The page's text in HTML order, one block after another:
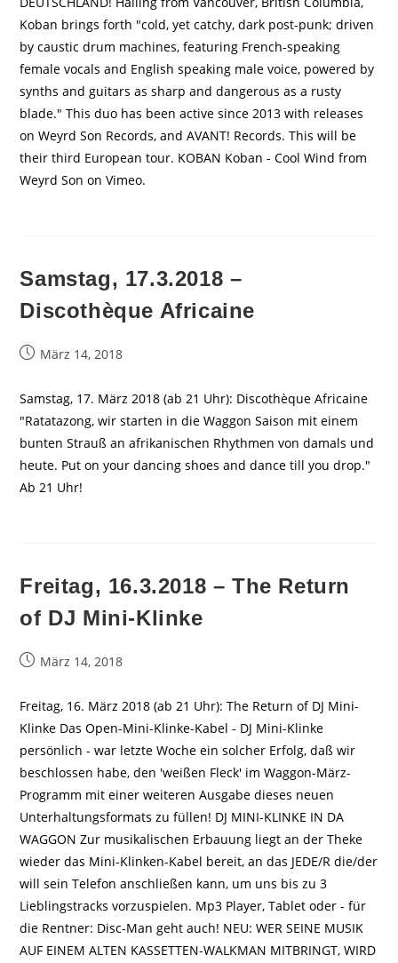
Koban brings forth "cold, yet catchy, dark post-punk; driven
by caustic drum machines, featuring French-speaking
female vocals and English speaking male voice, powered by
synths and guitars as sharp and dangerous as a rusty
blade." This duo has been active since 2013 with releases
on Weyrd Son Records, and AVANT! Records. This will be
their third European tour. KOBAN Koban - Cool Wind from
Weyrd Son on Vimeo.
Samstag, 17.3.2018 –
Discothèque Africaine
BeitragMärz 14, 2018
Samstag, 17. März 2018 (ab 21 Uhr): Discothèque Africaine
"Ratatazong, wir starten in die Waggon Saison mit einem
bunten Strauß an afrikanischen Rhythmen von damals und
heute. Put on your dancing shoes and dance till you drop."
Ab 21 Uhr!
Freitag, 16.3.2018 – The Return
of DJ Mini-Klinke
BeitragMärz 14, 2018
Freitag, 16. März 2018 (ab 21 Uhr): The Return of DJ Mini-
Klinke Das Open-Mini-Klinke-Kabel - DJ Mini-Klinke
persönlich - war letzte Woche ein solcher Erfolg, daß wir
beschlossen habe, den 'weißen Fleck' im Waggon-März-
Programm mit einer weiteren Ausgabe dieses neuen
Unterhaltungsformats zu füllen! DJ MINI-KLINKE IN DA
WAGGON Zur musikalischen Erbauung liegt an der Theke
wieder das Mini-Klinken-Kabel bereit, an das JEDE/R die/der
will sein Telefon anschließen kann, um uns bis zu 3
Lieblingstracks vorzuspielen. Mp3 Player, Tablet oder - für
die Rentner: Disc-Man geht auch! NEU: WER SEINE MUSIK
AUF EINEM ALTEN KASSETTEN-WALKMAN MITBRINGT, WIRD